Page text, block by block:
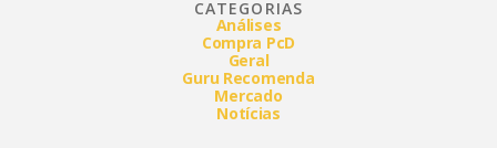
CATEGORIAS
Análises
Compra PcD
Geral
Guru Recomenda
Mercado
Notícias